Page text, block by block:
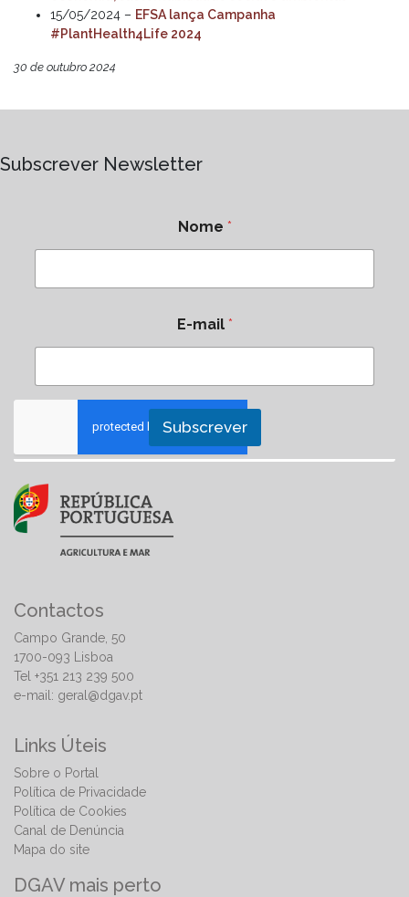
15/05/2024 – EFSA lança Campanha
#PlantHealth4Life 2024
30 de outubro 2024
Subscrever Newsletter
Nome *
E-mail *
Subscrever
Contactos
Campo Grande, 50
1700-093 Lisboa
Tel +351 213 239 500
e-mail: geral@dgav.pt
Links Úteis
Sobre o Portal
Política de Privacidade
Política de Cookies
Canal de Denúncia
Mapa do site
DGAV mais perto